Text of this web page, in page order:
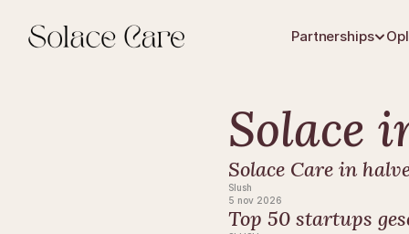
Partnerships
Solace
Solace Care in
Slush
5 nov 2026
Top 50 startups